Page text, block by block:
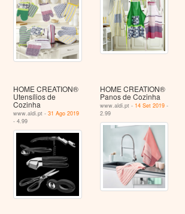
HOME CREATION®
Utensílios de
Cozinha
www.aldi.pt -31 Ago 2019
- 4.99
HOME CREATION®
Panos de Cozinha
www.aldi.pt - 14 Set 2019-
2.99